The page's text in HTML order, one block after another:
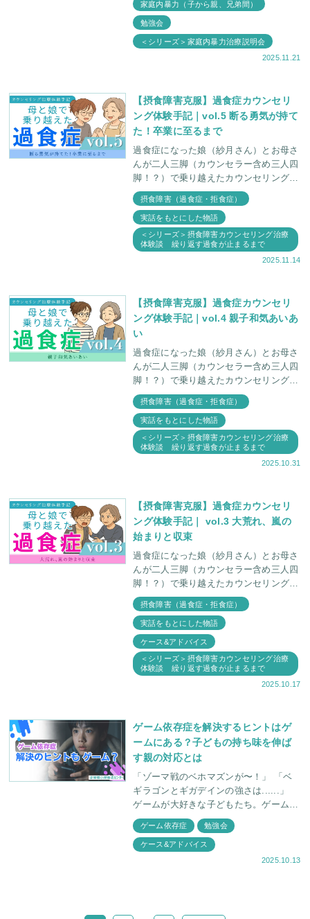
うして、こんなことになってしまったん
だろう
家庭内暴力（子から親、兄弟間）
勉強会
＜シリーズ＞家庭内暴力治療説明会
2025.11.21
【摂食障害克服】過食症カウンセリ
ング体験手記｜vol.5 断る勇気が持て
た！卒業に至るまで
過食症になった娘（紗月さん）とお母さ
んが二人三脚（カウンセラー含め三人四
脚！？）で乗り越えたカウンセリング治
療体験手記 最終章。 コロナや紗月さん
の口撃など、日々変化する状況に柔軟に
対応していっ
摂食障害（過食症・拒食症）
実話をもとにした物語
＜シリーズ＞摂食障害カウンセリング治療
体験談 繰り返す過食が止まるまで
2025.11.14
【摂食障害克服】過食症カウンセリ
ング体験手記｜vol.4 親子和気あいあ
い
過食症になった娘（紗月さん）とお母さ
んが二人三脚（カウンセラー含め三人四
脚！？）で乗り越えたカウンセリング治
療体験手記 第4章。 「今太ったって言う
たなあ！」 「おかん、陽介（次男）に
言うたや
摂食障害（過食症・拒食症）
実話をもとにした物語
＜シリーズ＞摂食障害カウンセリング治療
体験談 繰り返す過食が止まるまで
2025.10.31
【摂食障害克服】過食症カウンセリ
ング体験手記｜ vol.3 大荒れ、嵐の
始まりと収束
過食症になった娘（紗月さん）とお母さ
んが二人三脚（カウンセラー含め三人四
脚！？）で乗り越えたカウンセリング治
療体験手記 第3章。 紗月さんの段取りに
合わせること 紗月さんの好きな話題に
興味を持
摂食障害（過食症・拒食症）
実話をもとにした物語
ケース&アドバイス
＜シリーズ＞摂食障害カウンセリング治療
体験談 繰り返す過食が止まるまで
2025.10.17
ゲーム依存症を解決するヒントはゲ
ームにある？子どもの持ち味を伸ば
す親の対応とは
「ゾーマ戦のベホマズンが〜！」 「ベ
ギラゴンとギガデインの強さは......」
ゲームが大好きな子どもたち。ゲームに
ついて話すときは、とっても楽しそう
ゲーム依存症 勉強会
ケース&アドバイス
2025.10.13